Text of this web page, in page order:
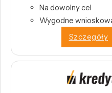
Na dowolny cel
Wygodne
Szczegóły